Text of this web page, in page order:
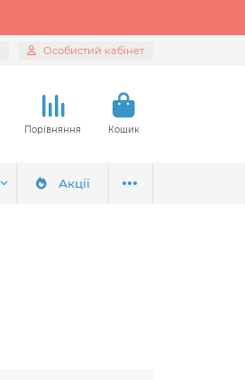
Особистий кабінет
Порівняння Кошик
Акції